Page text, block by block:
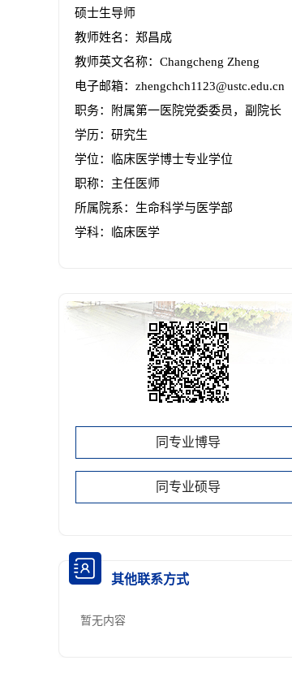
硕士生导师
教师姓名：郑昌成
教师英文名称：Changcheng Zheng
电子邮箱： zhengchch1123@ustc.edu.cn
职务：附属第一医院党委委员，副院长
学历：研究生
学位：临床医学博士专业学位
职称：主任医师
所属院系：生命科学与医学部
学科：临床医学
同专业博导
同专业硕导
其他联系方式
暂无内容